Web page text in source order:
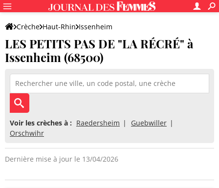
Crèche Haut-Rhin Issenheim
LES PETITS PAS DE "LA RÉCRÉ"
LES PETITS PAS DE "LA RÉCRÉ" à
Issenheim (68500)
Voir les crèches à : Raedersheim
Guebwiller
Orschwihr
Dernière mise à jour le 13/04/2026